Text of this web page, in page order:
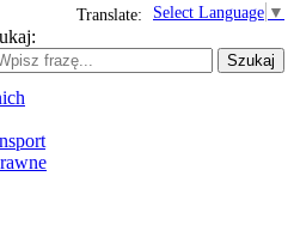
Select Language ▼
Translate:
Szukaj